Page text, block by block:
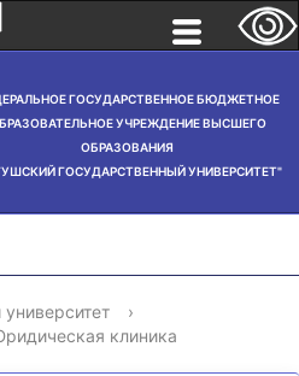
ГОСУДАРСТВЕННОЕ БЮДЖЕТНОЕ
УЧРЕЖДЕНИЕ ВЫСШЕГО
ОБРАЗОВАНИЯ
ГОСУДАРСТВЕННЫЙ УНИВЕРСИТЕТ"
НАУЧНАЯ
ДЕЯТЕЛЬНОСТЬ
›
клиника